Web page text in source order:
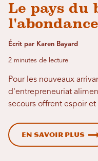
Le pays du
l'abondance
Écrit par Karen Bayard
2 minutes de lecture
Pour les nouveaux
d'entrepreneuriat
secours offrent espoir
En savoir plus